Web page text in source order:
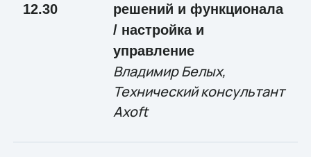
12.30
решений и функционала
/ настройка и
управление
Владимир Белых,
Технический консультант
Axoft